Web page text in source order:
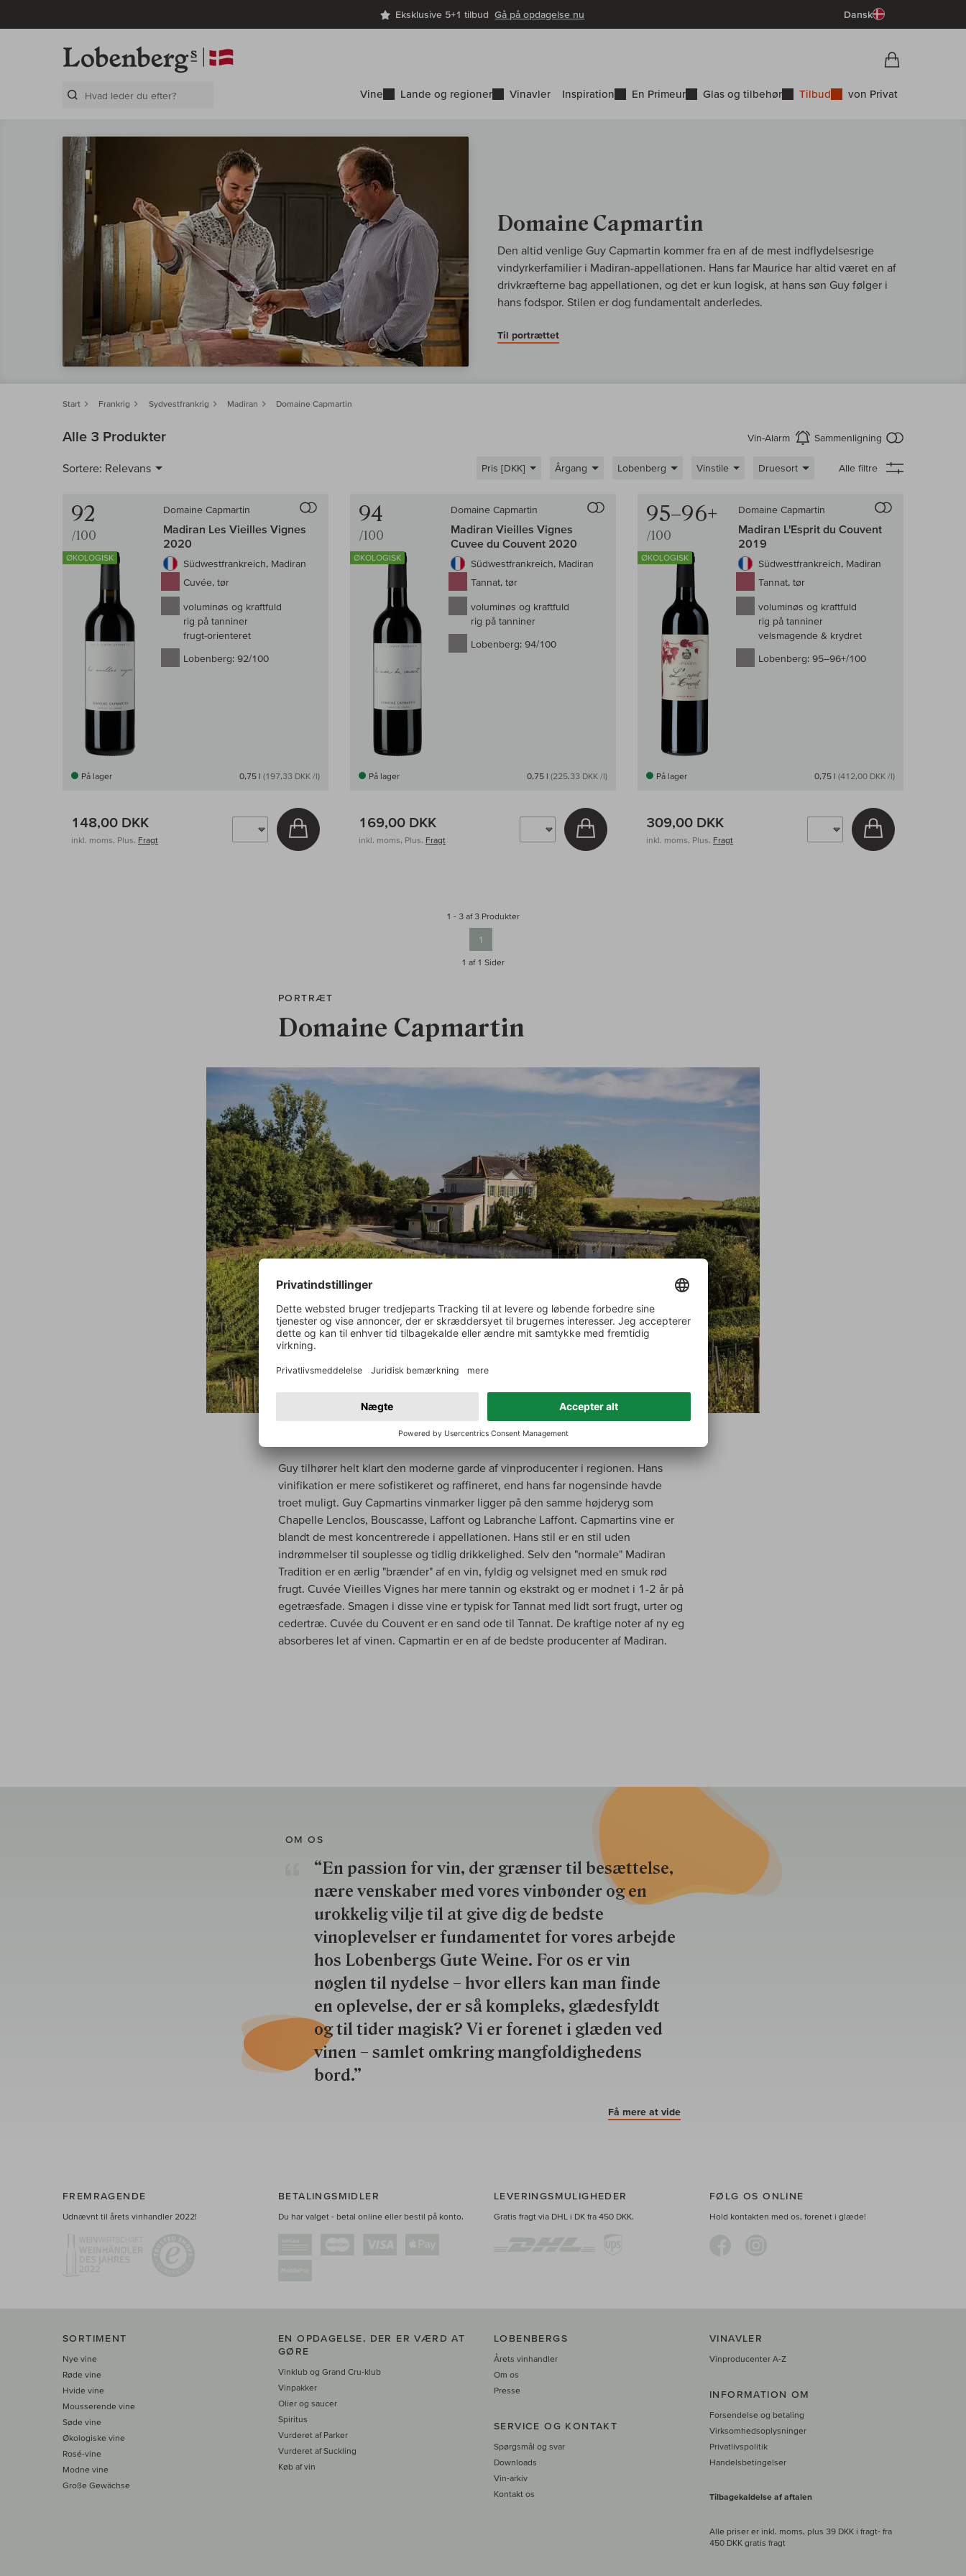
Eksklusive 5+1 tilbudGå på opdagelse nu Dansk
Vine Lande og regioner Vinavler Inspiration En Primeur Glas og tilbehør Tilbud von Privat
Domaine Capmartin
Den altid venlige Guy Capmartin kommer fra en af de mest indflydelsesrige
vindyrkerfamilier i Madiran-appellationen. Hans far Maurice har altid været en af
drivkræfterne bag appellationen, og det er kun logisk, at hans søn Guy følger i
hans fodspor. Stilen er dog fundamentalt anderledes.
Til portrættet
Start Frankrig Sydvestfrankrig Madiran Domaine Capmartin
Alle 3 Produkter Vin-Alarm
aktiver Sammenligning
Sortere: Relevans Pris [DKK] Årgang Lobenberg Vinstile Druesort Alle filtre
92
/100
ØKOLOGISK
Domaine Capmartin
Madiran Les Vieilles Vignes
2020
Südwestfrankreich, Madiran
Cuvée, tør
voluminøs og kraftfuld
rig på tanniner
frugt-orienteret
Lobenberg: 92/100
På lager 0,75 l (197,33 DKK /l)
148,00 DKK
inkl. moms, Plus. Fragt
Læg i kurv
94
/100
ØKOLOGISK
Domaine Capmartin
Madiran Vieilles Vignes
Cuvee du Couvent 2020
Südwestfrankreich, Madiran
Tannat, tør
voluminøs og kraftfuld
rig på tanniner
Lobenberg: 94/100
På lager 0,75 l (225,33 DKK /l)
169,00 DKK
inkl. moms, Plus. Fragt
Læg i kurv
95–96+
/100
ØKOLOGISK
Domaine Capmartin
Madiran L'Esprit du Couvent
2019
Südwestfrankreich, Madiran
Tannat, tør
voluminøs og kraftfuld
rig på tanniner
velsmagende & krydret
Lobenberg: 95–96+/100
På lager 0,75 l (412,00 DKK /l)
309,00 DKK
inkl. moms, Plus. Fragt
Læg i kurv
1 - 3 af 3 Produkter
1
1 af 1 Sider
PORTRÆT
Domaine Capmartin
Guy tilhører helt klart den moderne garde af vinproducenter i regionen. Hans
vinifikation er mere sofistikeret og raffineret, end hans far nogensinde havde
troet muligt. Guy Capmartins vinmarker ligger på den samme højderyg som
Chapelle Lenclos, Bouscasse, Laffont og Labranche Laffont. Capmartins vine er
blandt de mest koncentrerede i appellationen. Hans stil er en stil uden
indrømmelser til souplesse og tidlig drikkelighed. Selv den "normale" Madiran
Tradition er en ærlig "brænder" af en vin, fyldig og velsignet med en smuk rød
frugt. Cuvée Vieilles Vignes har mere tannin og ekstrakt og er modnet i 1-2 år på
egetræsfade. Smagen i disse vine er typisk for Tannat med lidt sort frugt, urter og
cedertræ. Cuvée du Couvent er en sand ode til Tannat. De kraftige noter af ny eg
absorberes let af vinen. Capmartin er en af de bedste producenter af Madiran.
OM OS
“En passion for vin, der grænser til besættelse,
nære venskaber med vores vinbønder og en
urokkelig vilje til at give dig de bedste
vinoplevelser er fundamentet for vores arbejde
hos Lobenbergs Gute Weine. For os er vin
nøglen til nydelse – hvor ellers kan man finde
en oplevelse, der er så kompleks, glædesfyldt
og til tider magisk? Vi er forenet i glæden ved
vinen – samlet omkring mangfoldighedens
bord.”
Få mere at vide
FREMRAGENDE
Udnævnt til årets vinhandler 2022!
BETALINGSMIDLER
Du har valget - betal online eller bestil på konto.
LEVERINGSMULIGHEDER
Gratis fragt via DHL i DK fra 450 DKK.
FØLG OS ONLINE
Hold kontakten med os, forenet i glæde!
SORTIMENT
Nye vine
Røde vine
Hvide vine
Mousserende vine
Søde vine
Økologiske vine
Rosé-vine
Modne vine
Große Gewächse
EN OPDAGELSE, DER ER VÆRD AT
GØRE
Vinklub og Grand Cru-klub
Vinpakker
Olier og saucer
Spiritus
Vurderet af Parker
Vurderet af Suckling
Køb af vin
LOBENBERGS
Årets vinhandler
Om os
Presse
SERVICE OG KONTAKT
Spørgsmål og svar
Downloads
Vin-arkiv
Kontakt os
VINAVLER
Vinproducenter A-Z
INFORMATION OM
Forsendelse og betaling
Virksomhedsoplysninger
Privatlivspolitik
Handelsbetingelser
Tilbagekaldelse af aftalen
Alle priser er inkl. moms, plus 39 DKK i fragt- fra
450 DKK gratis fragt